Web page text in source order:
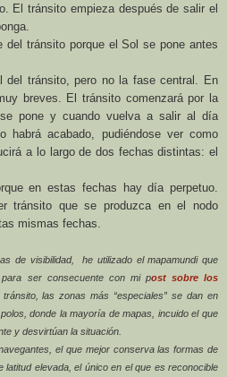
El tránsito empieza después de salir el
del tránsito porque el Sol se pone antes
tránsito, pero no la fase central. En
breves. El tránsito comenzará por la
pone y cuando vuelva a salir al día
habrá acabado, pudiéndose ver como
a lo largo de dos fechas distintas: el
en estas fechas hay día perpetuo.
tránsito que se produzca en el nodo
mismas fechas.
de visibilidad,
he utilizado el mapamundi que
para ser consecuente con mi post sobre los
las zonas más “especiales” se dan en
donde la mayoría de mapas, incuido el que
y desvirtúan la situación.
el que mejor conserva las formas de
elevada, el único en el que es reconocible